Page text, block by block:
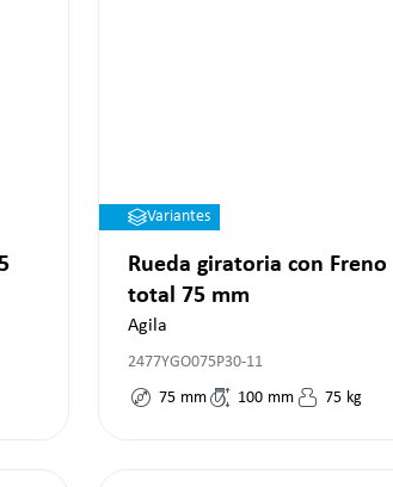
Variantes
Rueda giratoria con Freno
total 75 mm
Agila
2477YGO075P30-11
75 mm 100 mm 75 kg